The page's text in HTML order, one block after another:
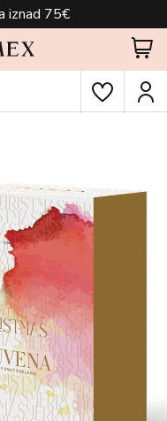
iznad 75€